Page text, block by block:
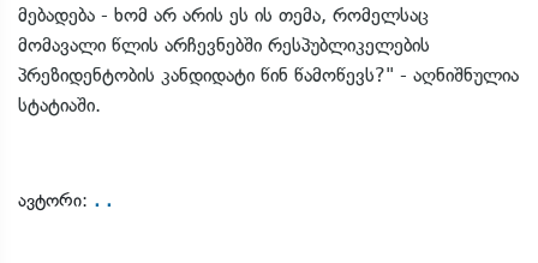
მებადება - ხომ არ არის ეს ის თემა, რომელსაც
მომავალი წლის არჩევნებში რესპუბლიკელების
პრეზიდენტობის კანდიდატი წინ წამოწევს?" - აღნიშნულია
სტატიაში.
ავტორი: . .